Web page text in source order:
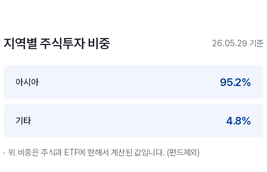
지역별 주식투자 비중 26.05.29 기준
아시아 95.2%
기타 4.8%
위 비중은 주식과 ETF에 한해서 계산된 값입니다. (펀드제외)